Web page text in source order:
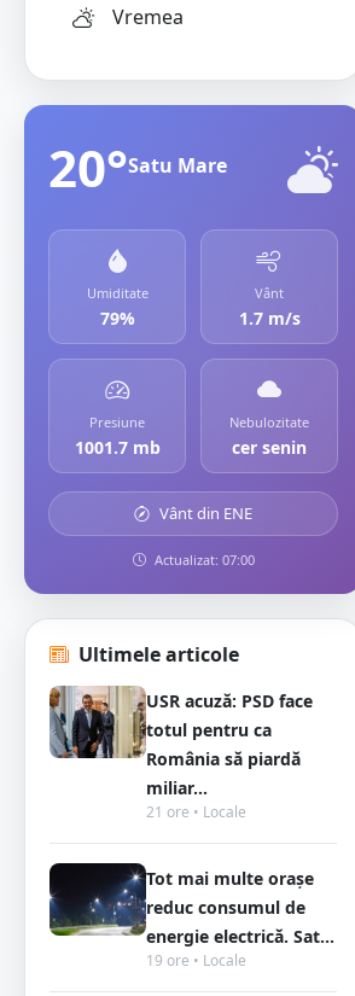
Vremea
20°Satu Mare
Umiditate
79%
Vânt
1.7 m/s
Presiune
1001.7 mb
Nebulozitate
cer senin
Vânt din ENE
Actualizat: 07:00
Ultimele articole
USR acuză: PSD face
totul pentru ca
România să piardă
miliar...
21 ore • Locale
Tot mai multe orașe
reduc consumul de
energie electrică. Sat...
19 ore • Locale